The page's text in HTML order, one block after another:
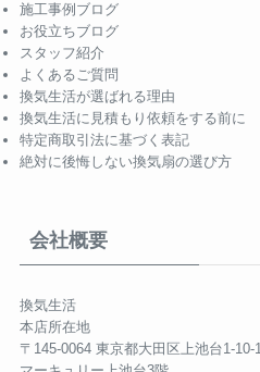
施工事例ブログ
お役立ちブログ
スタッフ紹介
よくあるご質問
換気生活が選ばれる理由
換気生活に見積もり依頼をする前に
特定商取引法に基づく表記
絶対に後悔しない換気扇の選び方
会社概要
換気生活
本店所在地
〒145-0064 東京都大田区上池台1-10-1